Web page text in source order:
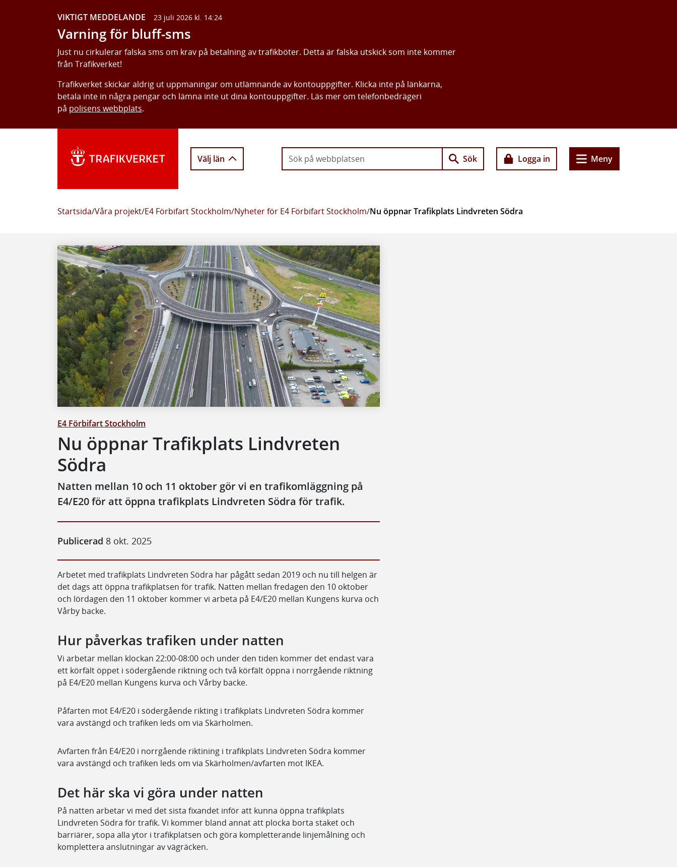
VIKTIGT MEDDELANDE 23 juli 2026 kl. 14:24
Varning för bluff-sms
Just nu cirkulerar falska sms om krav på betalning av trafikböter. Detta är falska utskick som inte kommer
från Trafikverket!
Trafikverket skickar aldrig ut uppmaningar om utlämnande av kontouppgifter. Klicka inte på länkarna,
betala inte in några pengar och lämna inte ut dina kontouppgifter. Läs mer om telefonbedrägeri
på polisens webbplats.
Välj län Sök Logga in Meny
Startsida/Våra projekt/E4 Förbifart Stockholm/Nyheter för E4 Förbifart Stockholm/Nu öppnar Trafikplats Lindvreten Södra
E4 Förbifart Stockholm
Nu öppnar Trafikplats Lindvreten
Södra
Natten mellan 10 och 11 oktober gör vi en trafikomläggning på
E4/E20 för att öppna trafikplats Lindvreten Södra för trafik.
Publicerad 8 okt. 2025
Arbetet med trafikplats Lindvreten Södra har pågått sedan 2019 och nu till helgen är
det dags att öppna trafikplatsen för trafik. Natten mellan fredagen den 10 oktober
och lördagen den 11 oktober kommer vi arbeta på E4/E20 mellan Kungens kurva och
Vårby backe.
Hur påverkas trafiken under natten
Vi arbetar mellan klockan 22:00-08:00 och under den tiden kommer det endast vara
ett körfält öppet i södergående riktning och två körfält öppna i norrgående riktning
på E4/E20 mellan Kungens kurva och Vårby backe.
Påfarten mot E4/E20 i södergående rikting i trafikplats Lindvreten Södra kommer
vara avstängd och trafiken leds om via Skärholmen.
Avfarten från E4/E20 i norrgående riktining i trafikplats Lindvreten Södra kommer
vara avstängd och trafiken leds om via Skärholmen/avfarten mot IKEA.
Det här ska vi göra un​der natten
På natten arbetar vi med det sista fixandet inför att kunna öppna trafikplats
Lindvreten Södra för trafik. Vi kommer bland annat att plocka borta staket och
barriärer, sopa alla ytor i trafikplatsen och göra kompletterande linjemålning och
komplettera anslutningar av vägräcken.